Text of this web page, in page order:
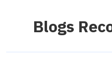
Blogs